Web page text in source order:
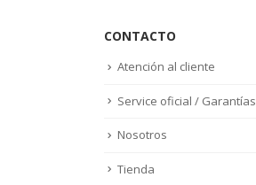
CONTACTO
Atención al cliente
Service oficial / Garantías
Nosotros
Tienda